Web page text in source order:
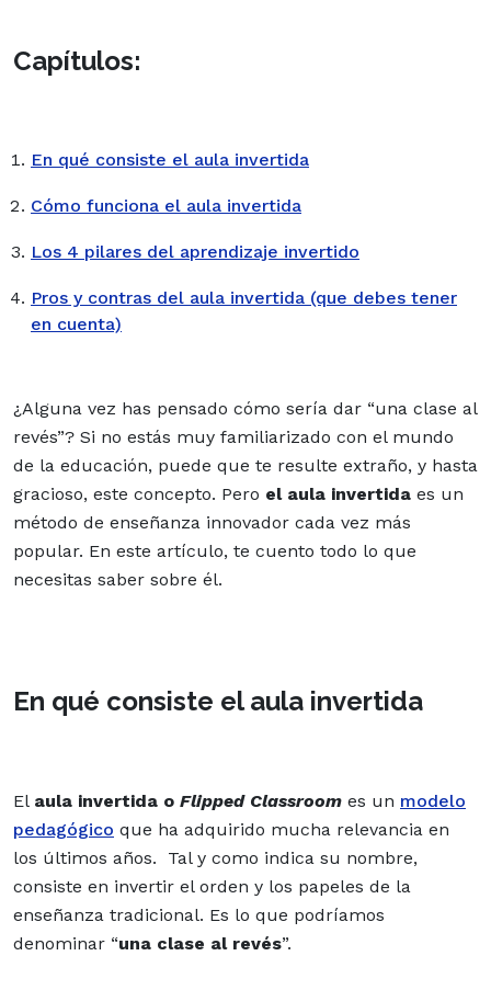
Capítulos:
En qué consiste el aula invertida
Cómo funciona el aula invertida
Los 4 pilares del aprendizaje invertido
Pros y contras del aula invertida (que debes tener
en cuenta)
¿Alguna vez has pensado cómo sería dar “una clase al
revés”? Si no estás muy familiarizado con el mundo
de la educación, puede que te resulte extraño, y hasta
gracioso, este concepto. Pero el aula invertida es un
método de enseñanza innovador cada vez más
popular. En este artículo, te cuento todo lo que
necesitas saber sobre él.
En qué consiste el aula invertida
El aula invertida o Flipped Classroom es un modelo
pedagógico que ha adquirido mucha relevancia en
los últimos años. Tal y como indica su nombre,
consiste en invertir el orden y los papeles de la
enseñanza tradicional. Es lo que podríamos
denominar “una clase al revés”.